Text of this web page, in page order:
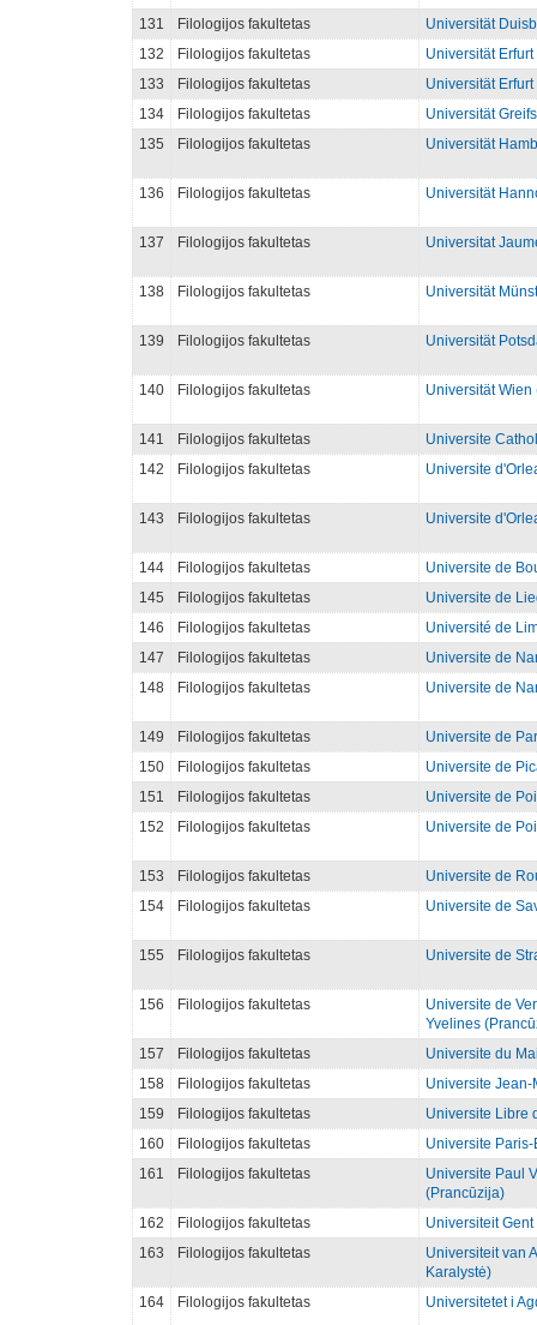
131 Filologijos fakultetas
Universität
132
Filologijos fakultetas
Universität
133
Filologijos fakultetas
Universität
134
Filologijos fakultetas
Universität
135
Filologijos fakultetas Universität
136 Filologijos fakultetas Universität
137 Filologijos fakultetas Universitat
138 Filologijos fakultetas Universität
139 Filologijos fakultetas Universität
140 Filologijos fakultetas Universität Wien
141 Filologijos fakultetas
Universite
142
Filologijos fakultetas Universite
143 Filologijos fakultetas Universite
144 Filologijos fakultetas
Universite de
145
Filologijos fakultetas
Universite de
146
Filologijos fakultetas
Université de
147
Filologijos fakultetas
Universite de
148
Filologijos fakultetas Universite de
149 Filologijos fakultetas
Universite de
150
Filologijos fakultetas
Universite de
151
Filologijos fakultetas
Universite de
152
Filologijos fakultetas Universite de
153 Filologijos fakultetas
Universite de
154
Filologijos fakultetas Universite de
155 Filologijos fakultetas Universite de
156 Filologijos fakultetas
Universite de
Yvelines
157
Filologijos fakultetas
Universite du
158
Filologijos fakultetas
Universite
159
Filologijos fakultetas
Universite Libre
160
Filologijos fakultetas
Universite
161
Filologijos fakultetas
Universite Paul
(Prancūzija)
162
Filologijos fakultetas
Universiteit
163
Filologijos fakultetas
Universiteit van
Karalystė)
164
Filologijos fakultetas Universitetet i